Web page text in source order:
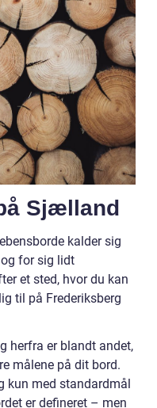
Sjælland
kalder sig
for sig lidt
et sted, hvor du kan
til på Frederiksberg
herfra er blandt andet,
målene på dit bord.
kun med standardmål
er defineret – men